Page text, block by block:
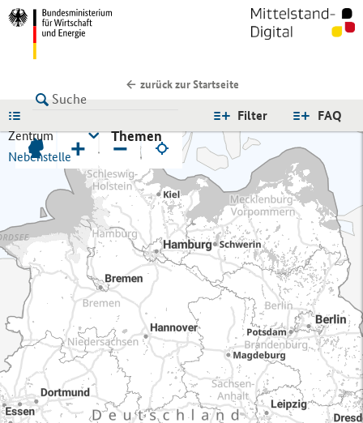
zurück zur Startseite
FAQ
Filter
Zentrum
Nebenstelle
Themen
+ −